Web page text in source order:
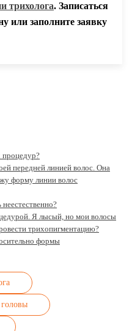
трихолога. Записаться
или заполните заявку
процедур?
передней линией волос. Она
форму линии волос
Я лысый, но мои волосы
трихопигментацию?
формы